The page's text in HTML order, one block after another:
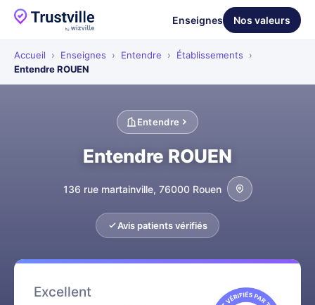
Enseignes Nos valeurs
Accueil › Enseignes › Entendre › Établissements
›
Entendre ROUEN
Entendre
Entendre ROUEN
136 rue martainville, 76000 Rouen
Avis patients vérifiés
Excellent